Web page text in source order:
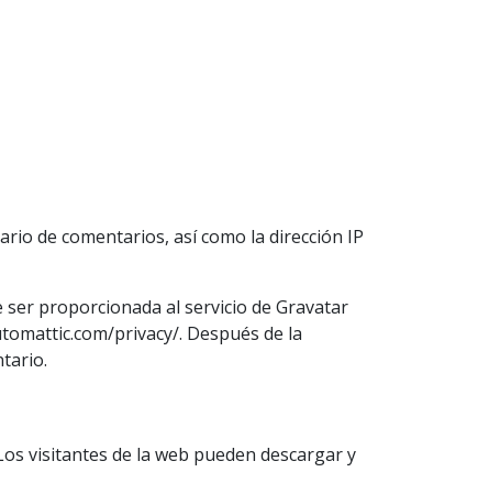
de comentarios, así como la dirección IP
proporcionada al servicio de Gravatar
privacy/. Después de la
visitantes de la web pueden descargar y